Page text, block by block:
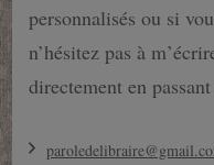
personnalisés ou si
n’hésitez pas à
directement en